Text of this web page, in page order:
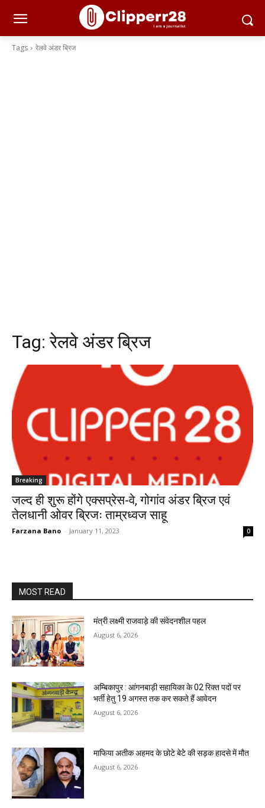
Tags रेलवे अंडर ब्रिज
Tag:रेलवे अंडर ब्रिज
Breaking
जल्द ही शुरू होंगे एक्सप्रेस-वे, गोगांव अंडर ब्रिज एवं
तेलधानी ओवर ब्रिजः ताम्रध्वज साहू
Farzana Bano - January 11, 2023 0
MOST READ
मंत्री लक्ष्मी राजवाड़े की संवेदनशील पहल
August 6, 2026
अम्बिकापुर : आंगनबाड़ी सहायिका के 02 रिक्त पदों पर
भर्ती हेतु 19 अगस्त तक कर सकते हैं आवेदन
August 6, 2026
माफिया अतीक अहमद के छोटे बेटे की सड़क हादसे में मौत
August 6, 2026